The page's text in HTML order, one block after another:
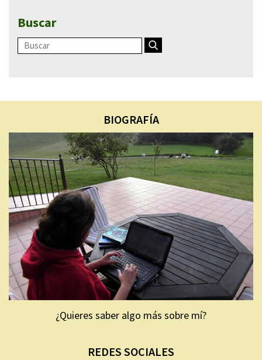
Buscar
BIOGRAFÍA
¿Quieres saber algo más sobre mí?
REDES SOCIALES